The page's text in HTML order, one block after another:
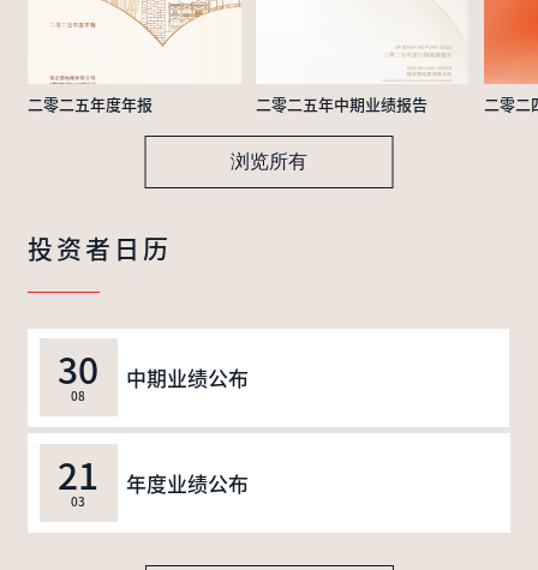
二零二五年度年报 二零二五年中期业绩报告 二零二
浏览所有
投资者日历
30
08
中期业绩公布
21
03
年度业绩公布